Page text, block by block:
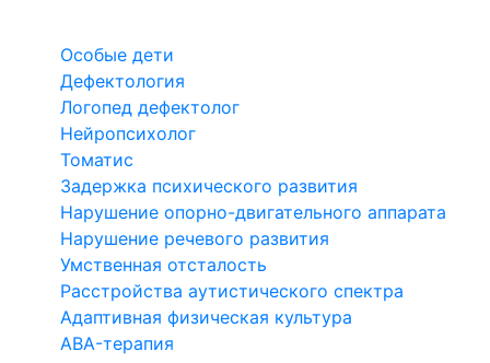
Особые дети
Дефектология
Логопед дефектолог
Нейропсихолог
Томатис
Задержка психического развития
Нарушение опорно-двигательного аппарата
Нарушение речевого развития
Умственная отсталость
Расстройства аутистического спектра
Адаптивная физическая культура
ABA-терапия